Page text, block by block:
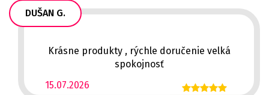
DUŠAN G.
15.07.2026
Krásne produkty , rýchle doručenie velká
spokojnosť